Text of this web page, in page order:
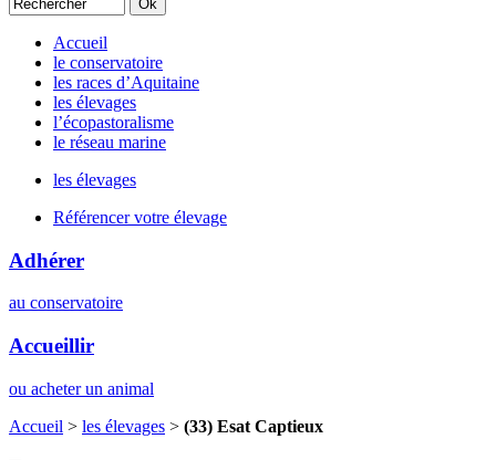
Accueil
le conservatoire
les races d’Aquitaine
les élevages
l’écopastoralisme
le réseau marine
les élevages
Référencer votre élevage
Adhérer
au conservatoire
Accueillir
ou acheter un animal
Accueil > les élevages > (33) Esat Captieux